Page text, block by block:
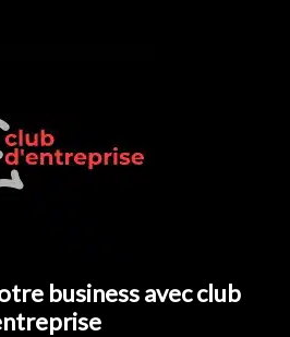
business avec club